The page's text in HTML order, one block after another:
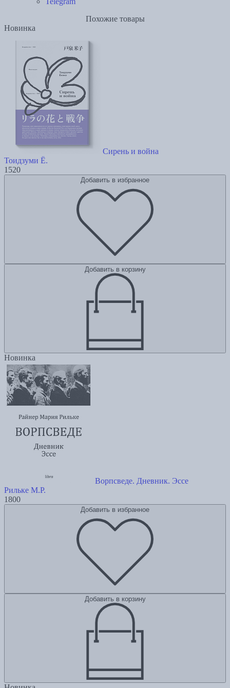
Похожие товары
Новинка
Сирень и война
Тоидзуми Ё.
1520
Добавить в избранное
Добавить в корзину
Новинка
Ворпсведе. Дневник. Эссе
Рильке М.Р.
1800
Добавить в избранное
Добавить в корзину